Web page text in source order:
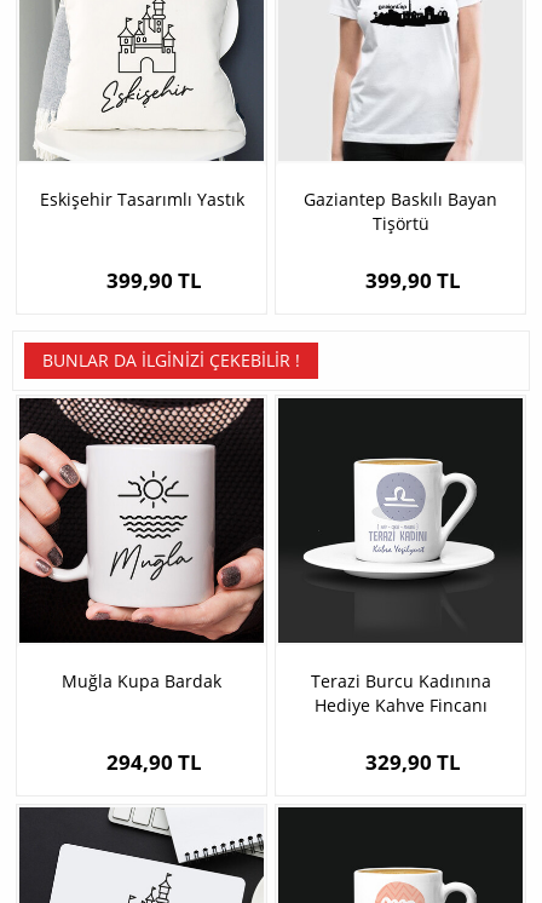
Eskişehir Tasarımlı Yastık
399,90 TL
Gaziantep Baskılı Bayan
Tişörtü
399,90 TL
BUNLAR DA İLGINIZI ÇEKEBILIR !
Muğla Kupa Bardak
294,90 TL
Terazi Burcu Kadınına
Hediye Kahve Fincanı
329,90 TL